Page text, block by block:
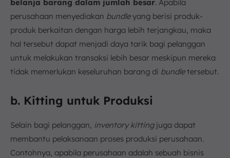
belanja barang dalam jumlah besar. Apabila
perusahaan menyediakan bundleyang berisi produk-
produk berkaitan dengan harga lebih terjangkau, maka
hal tersebut dapat menjadi daya tarik bagi pelanggan
untuk melakukan transaksi lebih besar meskipun mereka
tidak memerlukan keseluruhan barang di bundletersebut.
b. Kitting untuk Produksi
Selain bagi pelanggan, inventory kittingjuga dapat
membantu pelaksanaan proses produksi perusahaan.
Contohnya, apabila perusahaan adalah sebuah bisnis